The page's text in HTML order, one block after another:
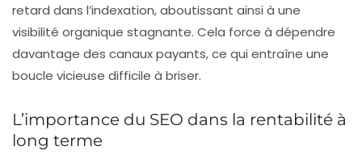
retard dans l’indexation, aboutissant ainsi à une
visibilité organique stagnante. Cela force à dépendre
davantage des canaux payants, ce qui entraîne une
boucle vicieuse difficile à briser.
L’importance du SEO dans la rentabilité à
long terme